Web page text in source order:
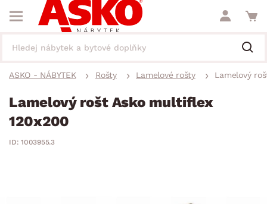
ASKO - NÁBYTEK Rošty Lamelové rošty Lamelový
Lamelový rošt Asko multiflex
120x200
ID: 1003955.3